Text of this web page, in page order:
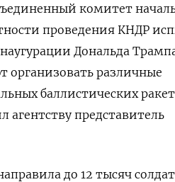
комитет
проведения КНДР
Дональда
организовать различные
баллистических ракет
представитель
до 12 тысяч